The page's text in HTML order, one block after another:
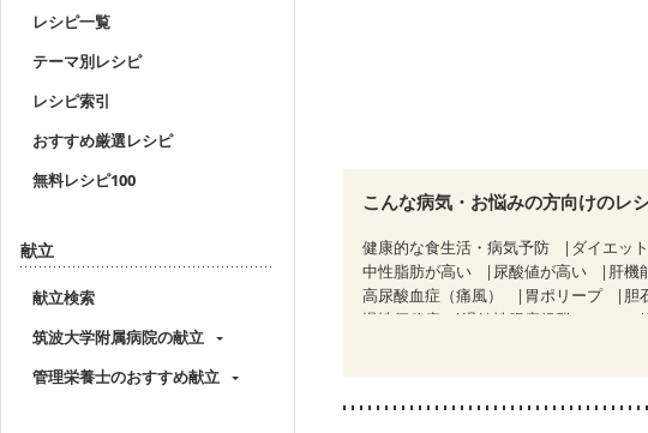
レシピ一覧
テーマ別レシピ
レシピ索引
おすすめ厳選レシピ
無料レシピ100
献立
献立検索
筑波大学附属病院の献立
管理栄養士のおすすめ献立
こんな病気・お悩みの方向けのレ
健康的な食生活・病気予防 ダイエット
中性脂肪が高い
尿酸値が高い 肝機
高尿酸血症（痛風）
胃ポリープ 胆
慢性便秘症
過敏性腸症候群（IBS）
妊婦健診・血圧が気になる（初期）